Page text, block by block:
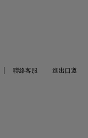
聯絡客服
進出口遵